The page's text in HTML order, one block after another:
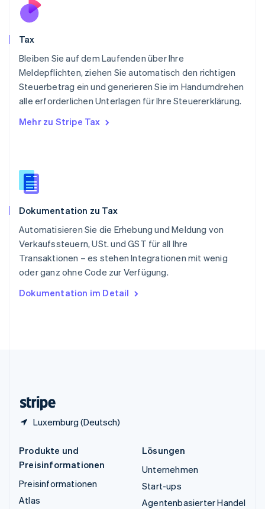
Tax
Bleiben Sie auf dem Laufenden über Ihre
Meldepflichten, ziehen Sie automatisch den richtigen
Steuerbetrag ein und generieren Sie im Handumdrehen
alle erforderlichen Unterlagen für Ihre Steuererklärung.
Mehr zu Stripe Tax
Dokumentation zu Tax
Automatisieren Sie die Erhebung und Meldung von
Verkaufssteuern, USt. und GST für all Ihre
Transaktionen – es stehen Integrationen mit wenig
oder ganz ohne Code zur Verfügung.
Dokumentation im Detail
Luxemburg (Deutsch)
Portugal
Português
Schweden
Schweiz
DeutschFrançaisItalianoEnglish
Singapur
Slowakei
Sonderverwaltungsregion Hongkong,
China
Spanien
EspañolEnglish
Thailand
Tschechische Republik
English
English
Produkte und
Preisinformationen
Preisinformationen
Atlas
Lösungen
Unternehmen
Start-ups
Agentenbasierter Handel